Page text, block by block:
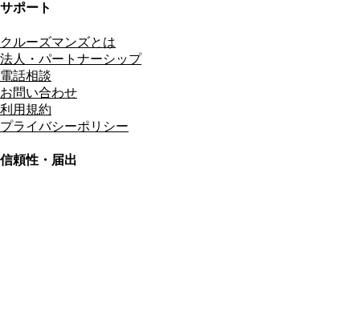
サポート
クルーズマンズとは
法人・パートナーシップ
電話相談
お問い合わせ
利用規約
プライバシーポリシー
信頼性・届出